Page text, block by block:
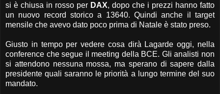
si è chiusa in rosso per DAX, dopo che i prezzi hanno fatto
un nuovo record storico a 13640. Quindi anche il target
mensile che avevo dato poco prima di Natale è stato preso.
Giusto in tempo per vedere cosa dirà Lagarde oggi, nella
conference che segue il meeting della BCE. Gli analisti non
si attendono nessuna mossa, ma sperano di sapere dalla
presidente quali saranno le priorità a lungo termine del suo
mandato.